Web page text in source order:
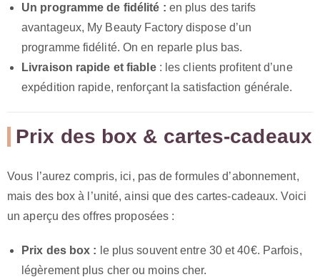
Un programme de fidélité : en plus des tarifs
avantageux, My Beauty Factory dispose d’un
programme fidélité. On en reparle plus bas.
Livraison rapide et fiable: les clients profitent d’une
expédition rapide, renforçant la satisfaction générale.
Prix des box & cartes-cadeaux
Vous l’aurez compris, ici, pas de formules d’abonnement,
mais des box à l’unité, ainsi que des cartes-cadeaux. Voici
un aperçu des offres proposées :
Prix des box : le plus souvent entre 30 et 40€. Parfois,
légèrement plus cher ou moins cher.